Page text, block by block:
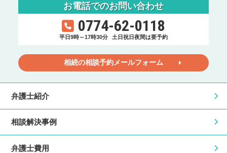
お電話でのお問い合わせ
0774-62-0118
平日9時～17時30分 土日祝日夜間は要予約
相続の相談予約メールフォーム
弁護士紹介
相談解決事例
弁護士費用